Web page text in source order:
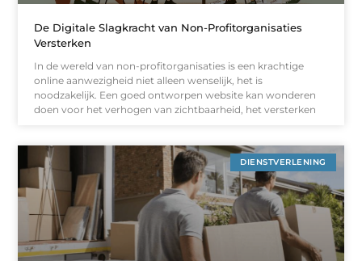
De Digitale Slagkracht van Non-Profitorganisaties
Versterken
In de wereld van non-profitorganisaties is een krachtige
online aanwezigheid niet alleen wenselijk, het is
noodzakelijk. Een goed ontworpen website kan wonderen
doen voor het verhogen van zichtbaarheid, het versterken
DIENSTVERLENING